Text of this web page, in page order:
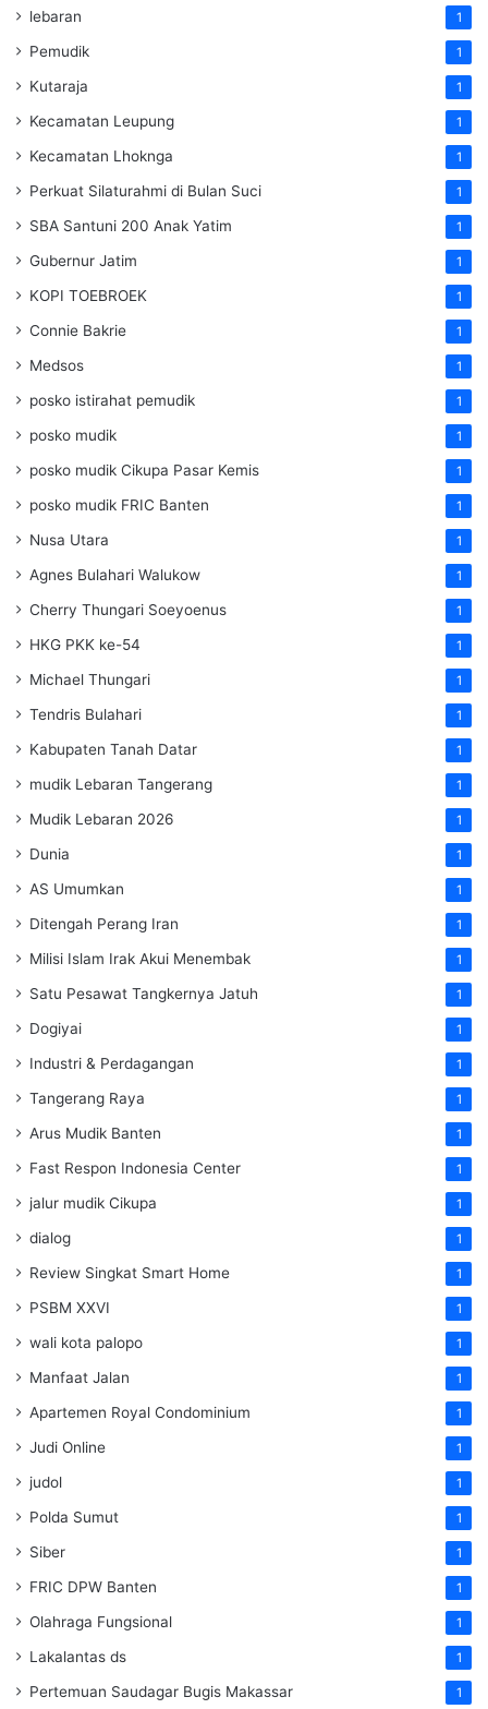
lebaran 1
Pemudik 1
Kutaraja 1
Kecamatan Leupung 1
Kecamatan Lhoknga 1
Perkuat Silaturahmi di Bulan Suci 1
SBA Santuni 200 Anak Yatim 1
Gubernur Jatim 1
KOPI TOEBROEK 1
Connie Bakrie 1
Medsos 1
posko istirahat pemudik 1
posko mudik 1
posko mudik Cikupa Pasar Kemis 1
posko mudik FRIC Banten 1
Nusa Utara 1
Agnes Bulahari Walukow 1
Cherry Thungari Soeyoenus 1
HKG PKK ke-54 1
Michael Thungari 1
Tendris Bulahari 1
Kabupaten Tanah Datar 1
mudik Lebaran Tangerang 1
Mudik Lebaran 2026 1
Dunia 1
AS Umumkan 1
Ditengah Perang Iran 1
Milisi Islam Irak Akui Menembak 1
Satu Pesawat Tangkernya Jatuh 1
Dogiyai 1
Industri & Perdagangan 1
Tangerang Raya 1
Arus Mudik Banten 1
Fast Respon Indonesia Center 1
jalur mudik Cikupa 1
dialog 1
Review Singkat Smart Home 1
PSBM XXVI 1
wali kota palopo 1
Manfaat Jalan 1
Apartemen Royal Condominium 1
Judi Online 1
judol 1
Polda Sumut 1
Siber 1
FRIC DPW Banten 1
Olahraga Fungsional 1
Lakalantas ds 1
Pertemuan Saudagar Bugis Makassar 1